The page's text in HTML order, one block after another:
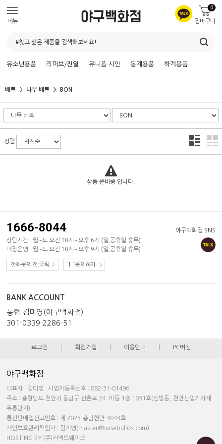
메뉴 장바구니
0
유소년용품 리퍼브/진열 유니폼 시안 동계용품 하계용품
배트 나무 배트 BON
정렬
상품 준비중 입니다.
야구백화점 SNS
1666-8044
상담시간 : 월~토 오전 10시 - 오후 6시 (일,공휴일 휴무)
매장운영 : 월~토 오전 10시 - 오후 9시 (일,공휴일 휴무)
전화문의 전 클릭 1:1문의하기
BANK ACCOUNT
농협 김미영(야구백화점)
301-0339-2286-51
로그인 회원가입 이용안내 PC버전
야구백화점
대표자 : 김미영 사업자등록번호 : 882-31-01496
주소 : 충청남도 천안시 동남구 신촌로 24. 바동 1층 1031호(신방동, 천안산업기자재
유통단지)
통신판매업신고번호 : 제 2023-충남천안-3043호
개인보호관리책임자 : 김미영(master@baseballds.com)
HOSTING BY (주)커넥트웨이브